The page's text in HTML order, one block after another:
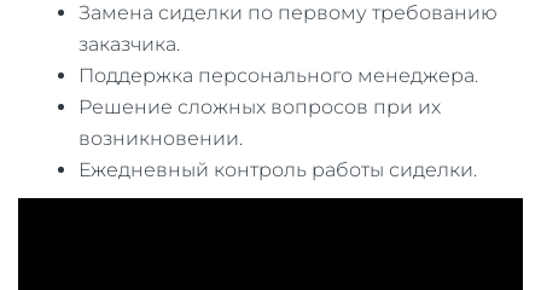
Замена сиделки по первому требованию
заказчика.
Поддержка персонального менеджера.
Решение сложных вопросов при их
возникновении.
Ежедневный контроль работы сиделки.